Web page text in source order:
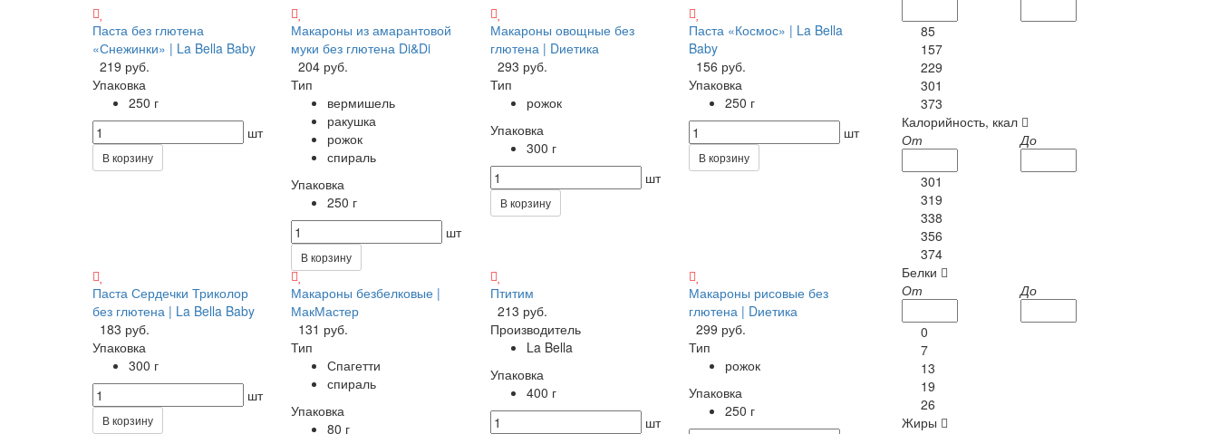
85
157
229
301
373
Калорийность, ккал
От
До
301
319
338
356
374
Белки
От
До
0
7
13
19
26
Жиры
Паста без глютена
«Снежинки» | La Bella Baby
219 руб.
Упаковка
250 г
шт
В корзину
Макароны из амарантовой
муки без глютена Di&Di
204 руб.
Тип
вермишель
ракушка
рожок
спираль
Упаковка
250 г
шт
В корзину
Макароны овощные без
глютена | Dиетика
293 руб.
Тип
рожок
Упаковка
300 г
шт
В корзину
Паста «Космос» | La Bella
Baby
156 руб.
Упаковка
250 г
шт
В корзину
Паста Сердечки Триколор
без глютена | La Bella Baby
183 руб.
Упаковка
300 г
шт
В корзину
Макароны безбелковые |
МакМастер
131 руб.
Тип
Спагетти
спираль
Упаковка
80 г
Птитим
213 руб.
Производитель
La Bella
Упаковка
400 г
шт
Макароны рисовые без
глютена | Dиетика
299 руб.
Тип
рожок
Упаковка
250 г